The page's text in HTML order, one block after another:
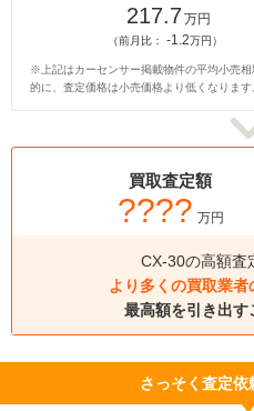
217.7万円
（前月比： -1.2万円）
※上記はカーセンサー掲載物件の平均小売
的に、査定価格は小売価格より低くなります
買取査定額
???? 万円
CX-30の高額査
より多くの買取業者
最高額を引き出す
さっそく査定依